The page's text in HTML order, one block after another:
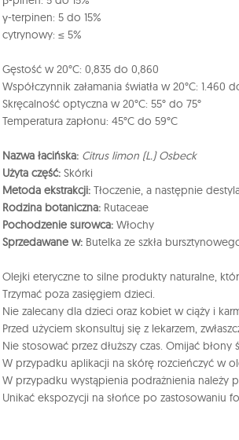
γ-terpinen: 5 do 15%
cytrynowy: ≤ 5%
Gęstość w 20°C: 0,835 do 0,860
Współczynnik załamania światła w 20°C: 1.460
Skręcalność optyczna w 20°C: 55° do 75°
Temperatura zapłonu: 45°C do 59°C
Nazwa łacińska: Citrus limon (L.) Osbeck
Użyta część: Skórki
Metoda ekstrakcji: Tłoczenie, a następnie
Rodzina botaniczna: Rutaceae
Pochodzenie surowca: Włochy
Sprzedawane w: Butelka ze szkła
Olejki eteryczne to silne produkty naturalne,
Trzymać poza zasięgiem dzieci.
Nie zalecany dla dzieci oraz kobiet w ciąży i
Przed użyciem skonsultuj się z lekarzem,
Nie stosować przez dłuższy czas. Omijać
W przypadku aplikacji na skórę rozcieńczyć w
W przypadku wystąpienia podrażnienia należy
Unikać ekspozycji na słońce po zastosowaniu